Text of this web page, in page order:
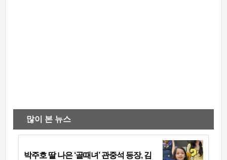
많이 본 뉴스
박주호 딸 나은 ‘골때녀’ 관중석 등장, 김